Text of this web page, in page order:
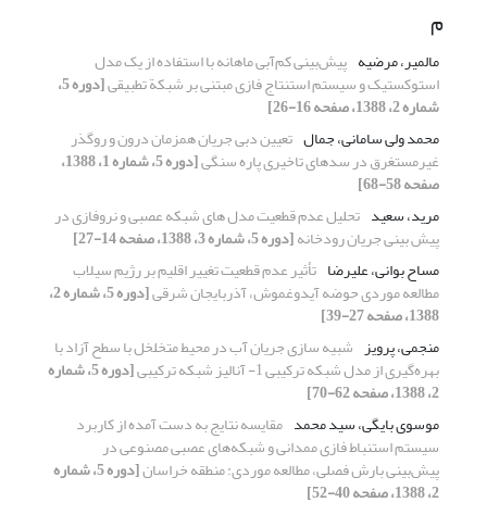
م
مالمیر، مرضیه پیش‌بینی کم‌آبی‌ ماهانه با استفاده از یک مدل
استوکستیک و سیستم استنتاج فازی مبتنی بر شبکة تطبیقی [دوره 5،
شماره 2، 1388، صفحه 16-26]
محمد ولی سامانی، جمال تعیین دبی جریان همزمان درون و روگذر
غیرمستغرق در سدهای تاخیری پاره سنگی [دوره 5، شماره 1، 1388،
صفحه 58-68]
مرید، سعید تحلیل عدم قطعیت مدل های شبکه عصبی و نروفازی در
پیش بینی جریان رودخانه[دوره 5، شماره 3، 1388، صفحه 14-27]
مساح بوانی، علیرضا تأثیر عدم قطعیت تغییر اقلیم بر رژیم سیلاب
مطالعه موردی حوضه آیدوغموش، آذربایجان شرقی [دوره 5، شماره 2،
1388، صفحه 27-39]
منجمی، پرویز شبیه سازی جریان آب در محیط متخلخل با سطح آزاد با
بهره‌گیری از مدل شبکه ترکیبی 1- آنالیز شبکه ترکیبی [دوره 5، شماره
2، 1388، صفحه 62-70]
موسوی بایگی، سید محمد مقایسه نتایج به دست آمده از کاربرد
سیستم استنباط فازی ممدانی و شبکه‌های عصبی مصنوعی در
پیش‌بینی بارش فصلی، مطالعه موردی: منطقه خراسان [دوره 5، شماره
2، 1388، صفحه 40-52]